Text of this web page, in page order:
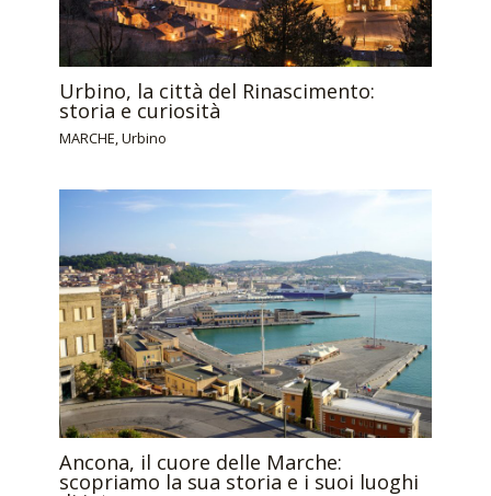
Urbino, la città del Rinascimento:
storia e curiosità
MARCHE,Urbino
Ancona, il cuore delle Marche:
scopriamo la sua storia e i suoi luoghi